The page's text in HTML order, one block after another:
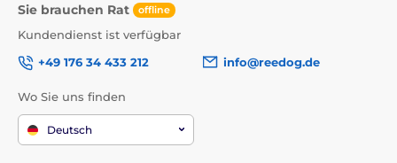
Sie brauchen Rat offline
Kundendienst ist verfügbar
+49 176 34 433 212
info@reedog.de
Wo Sie uns finden
Deutsch